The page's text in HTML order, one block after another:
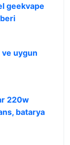
geekvape
uygun
220w
batarya